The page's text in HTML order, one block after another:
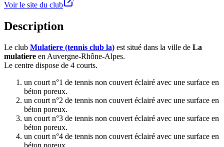
Voir le site du club
Description
Le club Mulatiere (tennis club la) est situé dans la ville de La
mulatiere en Auvergne-Rhône-Alpes.
Le centre dispose de 4 courts.
un court n°1 de tennis non couvert éclairé avec une surface en
béton poreux.
un court n°2 de tennis non couvert éclairé avec une surface en
béton poreux.
un court n°3 de tennis non couvert éclairé avec une surface en
béton poreux.
un court n°4 de tennis non couvert éclairé avec une surface en
béton poreux.